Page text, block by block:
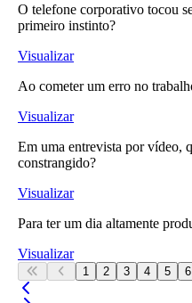
O telefone corporativo tocou
primeiro instinto?
Visualizar
Ao cometer um erro no
Visualizar
Em uma entrevista por vídeo,
constrangido?
Visualizar
Para ter um dia altamente
Visualizar
1 2 3 4 5 6